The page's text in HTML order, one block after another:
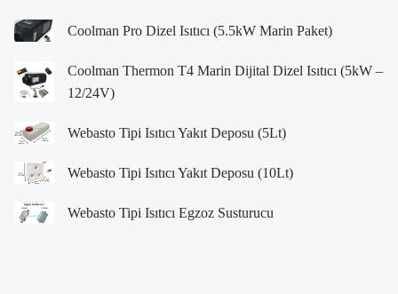
Coolman Pro Dizel Isıtıcı (5.5kW Marin Paket)
Coolman Thermon T4 Marin Dijital Dizel Isıtıcı (5kW –
12/24V)
Webasto Tipi Isıtıcı Yakıt Deposu (5Lt)
Webasto Tipi Isıtıcı Yakıt Deposu (10Lt)
Webasto Tipi Isıtıcı Egzoz Susturucu